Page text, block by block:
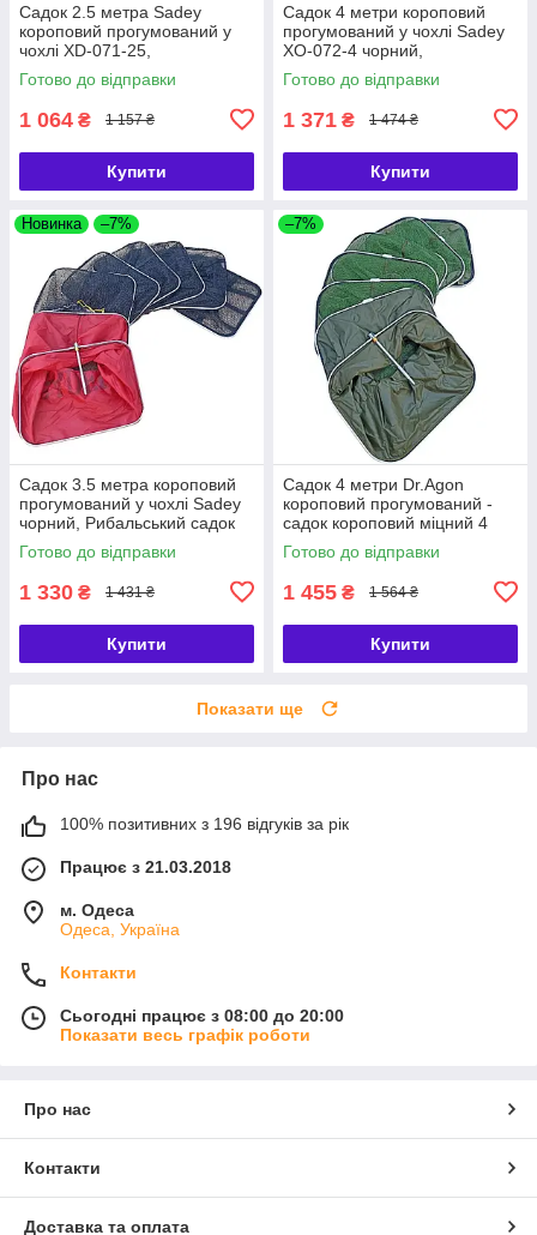
Садок 2.5 метра Sadey
короповий прогумований у
чохлі XD-071-25,
Рибальський садок 2.5 метри
Sadey
Готово до відправки
1 064 ₴ 1 157 ₴
Купити
Садок 4 метри короповий
прогумований у чохлі Sadey
XO-072-4 чорний,
Рибальський садок 4 метри
Sadey
Готово до відправки
1 371 ₴ 1 474 ₴
Купити
Новинка –7%
Садок 3.5 метра короповий
прогумований у чохлі Sadey
чорний, Рибальський садок
3.5 метри Sadey
Готово до відправки
1 330 ₴ 1 431 ₴
Купити
–7%
Садок 4 метри Dr.Agon
короповий прогумований -
садок короповий міцний 4
метри Dr.Agon
Готово до відправки
1 455 ₴ 1 564 ₴
Купити
Показати ще
Про нас
100% позитивних з 196 відгуків за рік
Працює з 21.03.2018
м. Одеса
Одеса, Україна
Контакти
Сьогодні працює з 08:00 до 20:00
Показати весь графік роботи
Про нас
Контакти
Доставка та оплата